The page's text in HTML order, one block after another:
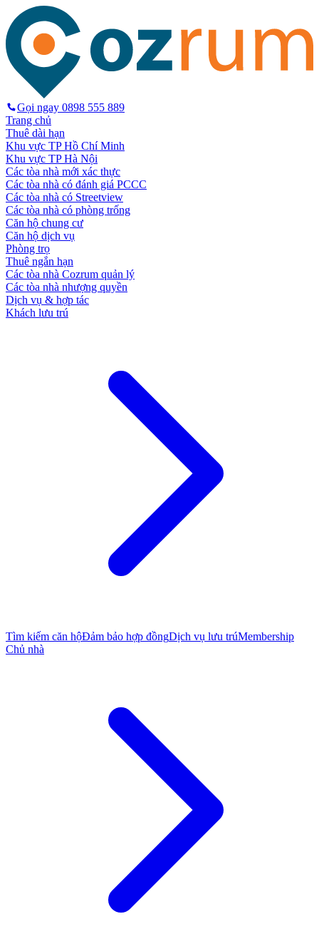
Gọi ngay 0898 555 889
Trang chủ
Thuê dài hạn
Khu vực TP Hồ Chí Minh
Khu vực TP Hà Nội
Các tòa nhà mới xác thực
Các tòa nhà có đánh giá PCCC
Các tòa nhà có Streetview
Các tòa nhà có phòng trống
Căn hộ chung cư
Căn hộ dịch vụ
Phòng trọ
Thuê ngắn hạn
Các tòa nhà Cozrum quản lý
Các tòa nhà nhượng quyền
Dịch vụ & hợp tác
Khách lưu trú
Tìm kiếm căn hộĐảm bảo hợp đồngDịch vụ lưu trúMembership
Chủ nhà